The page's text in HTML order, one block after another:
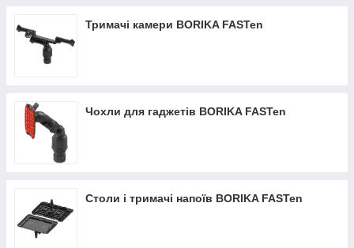
Тримачі камери BORIKA FASTen
Чохли для гаджетів BORIKA FASTen
Столи і тримачі напоїв BORIKA FASTen